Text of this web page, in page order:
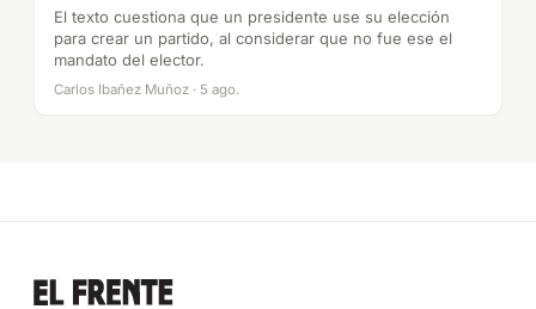
El texto cuestiona que un presidente use su elección
para crear un partido, al considerar que no fue ese el
mandato del elector.
Carlos Ibañez Muñoz · 5 ago.